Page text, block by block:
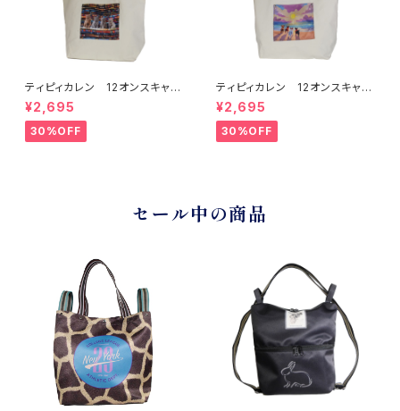
ティピィカレン 12オンスキャン
バスネイティブ柄ビッグマイバッ
グ
¥2,695
30%OFF
ティピィカレン 12オンスキャン
バスビーチドッグス柄ビッグマイ
バッグ
¥2,695
30%OFF
セール中の商品